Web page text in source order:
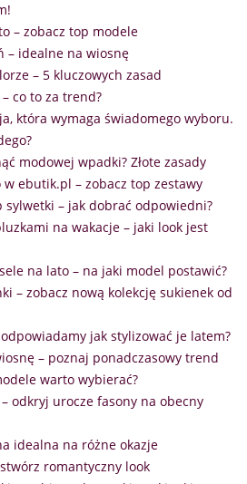
– zobacz top modele
– idealne na wiosnę
– 5 kluczowych zasad
co to za trend?
która wymaga świadomego wyboru.
modowej wpadki? Złote zasady
ebutik.pl – zobacz top zestawy
sylwetki – jak dobrać odpowiedni?
na wakacje – jaki look jest
na lato – na jaki model postawić?
– zobacz nową kolekcję sukienek od
jak stylizować je latem?
– poznaj ponadczasowy trend
warto wybierać?
odkryj urocze fasony na obecny
idealna na różne okazje
romantyczny look